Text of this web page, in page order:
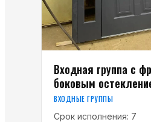
Входная группа с
боковым
ВХОДНЫЕ ГРУППЫ
Срок исполнения: 7